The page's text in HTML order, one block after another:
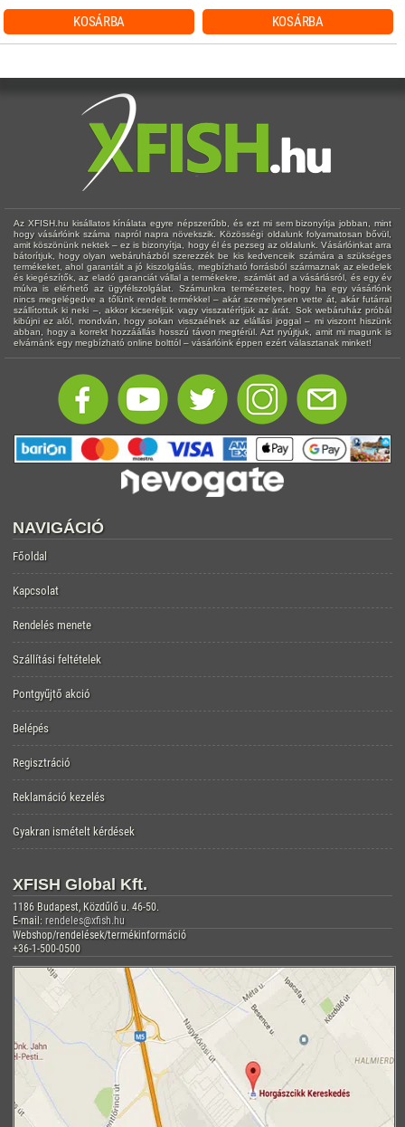
KOSÁRBA KOSÁRBA
Az XFISH.hu kisállatos kínálata egyre népszerűbb, és ezt mi sem bizonyítja jobban, mint
hogy vásárlóink száma napról napra növekszik. Közösségi oldalunk folyamatosan bővül,
amit köszönünk nektek – ez is bizonyítja, hogy él és pezseg az oldalunk. Vásárlóinkat arra
bátorítjuk, hogy olyan webáruházból szerezzék be kis kedvenceik számára a szükséges
termékeket, ahol garantált a jó kiszolgálás, megbízható forrásból származnak az eledelek
és kiegészítők, az eladó garanciát vállal a termékekre, számlát ad a vásárlásról, és egy év
múlva is elérhető az ügyfélszolgálat. Számunkra természetes, hogy ha egy vásárlónk
nincs megelégedve a tőlünk rendelt termékkel – akár személyesen vette át, akár futárral
szállítottuk ki neki –, akkor kicseréljük vagy visszatérítjük az árát. Sok webáruház próbál
kibújni ez alól, mondván, hogy sokan visszaélnek az elállási joggal – mi viszont hiszünk
abban, hogy a korrekt hozzáállás hosszú távon megtérül. Azt nyújtjuk, amit mi magunk is
elvárnánk egy megbízható online bolttól – vásárlóink éppen ezért választanak minket!
NAVIGÁCIÓ
Főoldal
Kapcsolat
Rendelés menete
Szállítási feltételek
Pontgyűjtő akció
Belépés
Regisztráció
Reklamáció kezelés
Gyakran ismételt kérdések
XFISH Global Kft.
1186 Budapest, Közdűlő u. 46-50.
E-mail: rendeles@xfish.hu
Webshop/rendelések/termékinformáció
+36-1-500-0500